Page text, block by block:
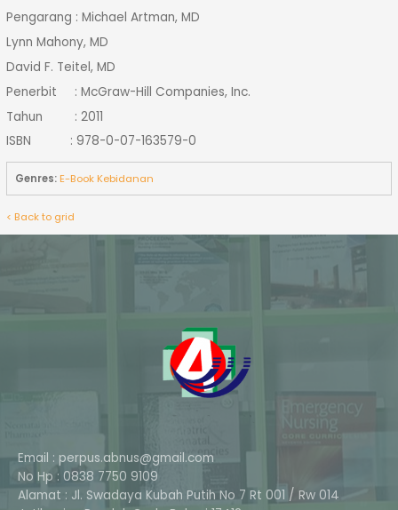
Pengarang : Michael Artman, MD
Lynn Mahony, MD
David F. Teitel, MD
Penerbit : McGraw-Hill Companies, Inc.
Tahun : 2011
ISBN : 978-0-07-163579-0
Genres:E-Book Kebidanan
< Back to grid
Email : perpus.abnus@gmail.com
No Hp : 0838 7750 9109
Alamat : Jl. Swadaya Kubah Putih No 7 Rt 001 / Rw 014